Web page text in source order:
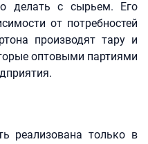
делать с сырьем. Его
от потребностей
производят тару и
оптовыми партиями
реализована только в